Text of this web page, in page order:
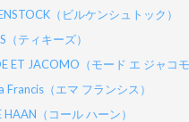
（ビルケンシュトック）
（ティキーズ）
ET JACOMO（モード エ ジャコモ
Francis（エマ フランシス）
HAAN（コール ハーン）